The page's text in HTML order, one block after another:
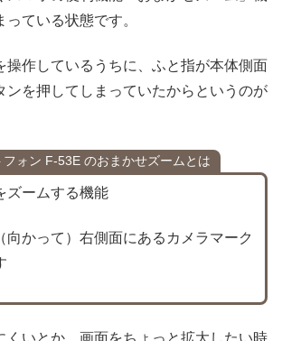
ている状態です。
操作しているうちに、ふと指が本体側面
ンを押してしまっていたからというのが
フォン F-53E のおまかせズームとは
ズームする機能
向かって）右側面にあるカメラマーク
くいとか、画面をちょっと拡大したい時